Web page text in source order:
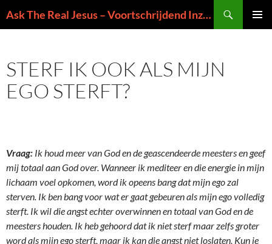
naar
Ask The Real Jesus – Voortschrijdend Inzicht in de Zin van het Leven
STERF IK OOK ALS MIJN
EGO STERFT?
Vraag: Ik houd meer van God en de geascendeerde meesters en geef
mij totaal aan God over. Wanneer ik mediteer en die energie in mijn
lichaam voel opkomen, word ik opeens bang dat mijn ego zal
sterven. Ik ben bang voor wat er gaat gebeuren als mijn ego volledig
sterft. Ik wil die angst echter overwinnen en totaal van God en de
meesters houden. Ik heb gehoord dat ik niet sterf maar zelfs groter
word als mijn ego sterft, maar ik kan die angst niet loslaten. Kun je